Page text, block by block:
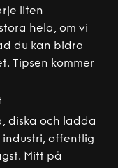
liten
hela, om vi
du kan bidra
Tipsen kommer
diska och ladda
offentlig
Mitt på